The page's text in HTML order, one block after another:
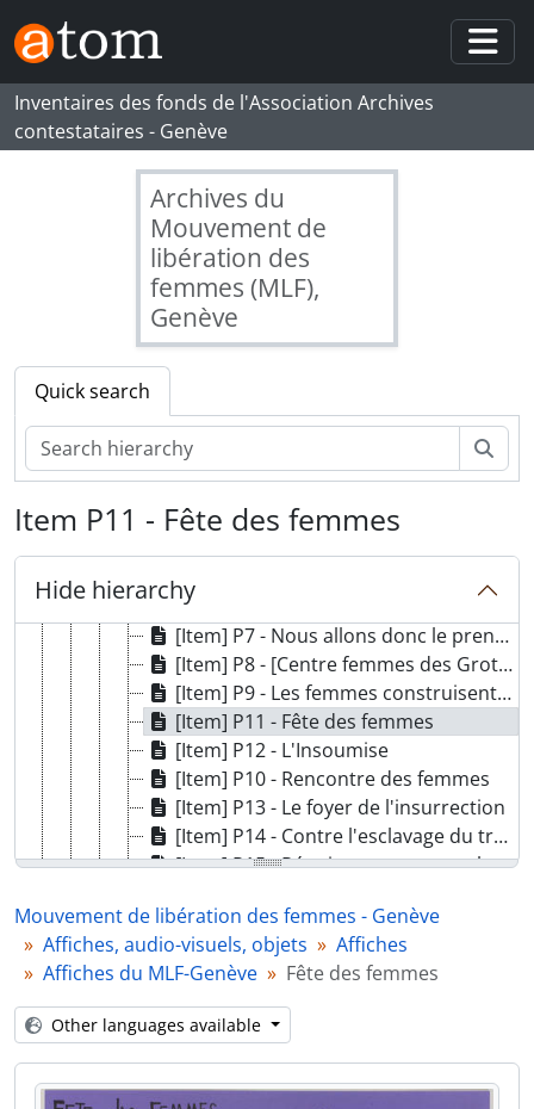
Skip to main content
Inventaires des fonds de l'Association Archives
contestataires - Genève
Archives du
Mouvement de
libération des
femmes (MLF),
Genève
Quick search
Item P11 - Fête des femmes
Hide hierarchy
[Fonds] MLF-GE - Mouvement de libération des femmes - Genève
[Series] S1 - Publications extérieures au MLF-Genève
[Series] S2 - Publications du MLF-Genève
[Series] S3 - Affiches, audio-visuels, objets
[Subseries] SS42 - Affiches
[File] D28 - Affiches du MLF-Genève
[Item] P1 - Bon Sang!
[Item] P3 - Cours de wen-do
[Item] P4 - [Bande dessinée du Front des Bonnes Femmes]
[Item] P5 - Journée internationale des femmes 1988
[Item] P6 - Fascisme contre les femmes: Conférence de Rita Thalmann
[Item] P7 - Nous allons donc le prendre, notre Centre femmes !
[Item] P8 - [Centre femmes des Grottes]
[Item] P9 - Les femmes construisent, la ville détruit
[Item] P11 - Fête des femmes
[Item] P12 - L'Insoumise
[Item] P10 - Rencontre des femmes
[Item] P13 - Le foyer de l'insurrection
[Item] P14 - Contre l'esclavage du travail ménager, salaire pour le travail ménager
[Item] P15 - Réunissons-nous, parlons, organisons-nous, luttons
[Item] P17 - [Radio Pleine Lune]
[Item] P18 - La Pleine Lune, radio de femmes 101 FM
[Item] P19 - [Revendications du MLF]
[Item] P20 - Anticongrès des femmes
[Item] P21 - Lettre ouverte de pédés genevois à Monsieur André Marcel
[Item] P22 - Amazones d'hier, lesbiennes d'aujourd'hui
[Item] P23 - Goudou-manif, Lesben-Demo
Mouvement de libération des femmes - Genève
Affiches, audio-visuels, objets
Affiches
Affiches du MLF-Genève
Fête des femmes
Other languages available